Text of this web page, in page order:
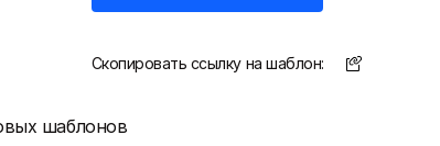
Скопировать ссылку на шаблон:
шаблонов